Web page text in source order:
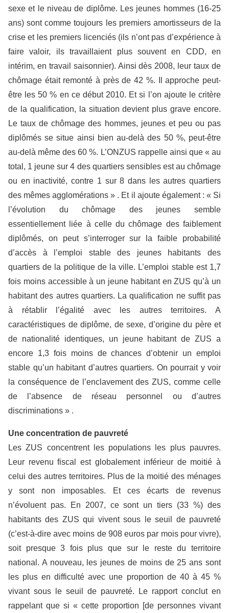
sexe et le niveau de diplôme. Les jeunes hommes (16-25
ans) sont comme toujours les premiers amortisseurs de la
crise et les premiers licenciés (ils n’ont pas d’expérience à
faire valoir, ils travaillaient plus souvent en CDD, en
intérim, en travail saisonnier). Ainsi dès 2008, leur taux de
chômage était remonté à près de 42 %. Il approche peut-
être les 50 % en ce début 2010. Et si l’on ajoute le critère
de la qualification, la situation devient plus grave encore.
Le taux de chômage des hommes, jeunes et peu ou pas
diplômés se situe ainsi bien au-delà des 50 %, peut-être
au-delà même des 60 %. L’ONZUS rappelle ainsi que « au
total, 1 jeune sur 4 des quartiers sensibles est au chômage
ou en inactivité, contre 1 sur 8 dans les autres quartiers
des mêmes agglomérations » . Et il ajoute également : « Si
l’évolution du chômage des jeunes semble
essentiellement liée à celle du chômage des faiblement
diplômés, on peut s’interroger sur la faible probabilité
d’accès à l’emploi stable des jeunes habitants des
quartiers de la politique de la ville. L’emploi stable est 1,7
fois moins accessible à un jeune habitant en ZUS qu’à un
habitant des autres quartiers. La qualification ne suffit pas
à rétablir l’égalité avec les autres territoires. A
caractéristiques de diplôme, de sexe, d’origine du père et
de nationalité identiques, un jeune habitant de ZUS a
encore 1,3 fois moins de chances d’obtenir un emploi
stable qu’un habitant d’autres quartiers. On pourrait y voir
la conséquence de l’enclavement des ZUS, comme celle
de l’absence de réseau personnel ou d’autres
discriminations » .
Une concentration de pauvreté
Les ZUS concentrent les populations les plus pauvres.
Leur revenu fiscal est globalement inférieur de moitié à
celui des autres territoires. Plus de la moitié des ménages
y sont non imposables. Et ces écarts de revenus
n’évoluent pas. En 2007, ce sont un tiers (33 %) des
habitants des ZUS qui vivent sous le seuil de pauvreté
(c’est-à-dire avec moins de 908 euros par mois pour vivre),
soit presque 3 fois plus que sur le reste du territoire
national. A nouveau, les jeunes de moins de 25 ans sont
les plus en difficulté avec une proportion de 40 à 45 %
vivant sous le seuil de pauvreté. Le rapport conclut en
rappelant que si « cette proportion [de personnes vivant